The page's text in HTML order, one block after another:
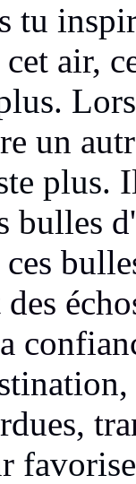
tu
cet air,
un
plus.
bulles